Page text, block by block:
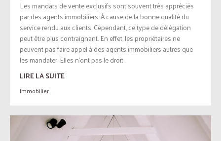
Les mandats de vente exclusifs sont souvent très appréciés
par des agents immobiliers. À cause de la bonne qualité du
service rendu aux clients. Cependant, ce type de délégation
peut être plus contraignant. En effet, les propriétaires ne
peuvent pas faire appel à des agents immobiliers autres que
les mandater. Elles n’ont pas le droit...
LIRE LA SUITE
Immobilier